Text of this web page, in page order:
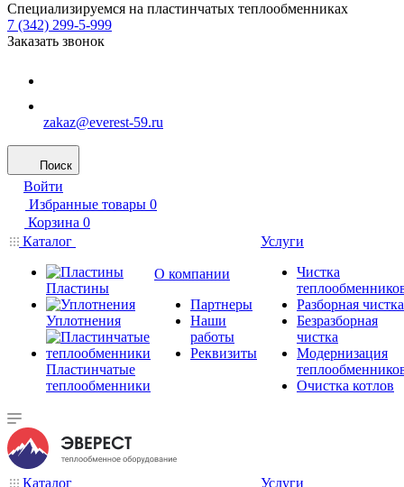
Специализируемся на пластинчатых теплообменниках
7 (342) 299-5-999
Заказать звонок
zakaz@everest-59.ru
Поиск
Войти
Избранные товары 0
Корзина 0
Каталог
Пластины
Уплотнения
Пластинчатые
теплообменники
О компании
Партнеры
Наши
работы
Реквизиты
Услуги
Чистка
Разборная чистка
Безразборная
чистка
Модернизация
Очистка котлов
Каталог
Услуги